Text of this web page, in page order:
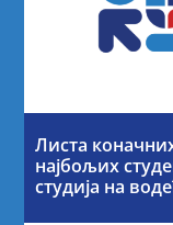
Листа
најбољих
студија на